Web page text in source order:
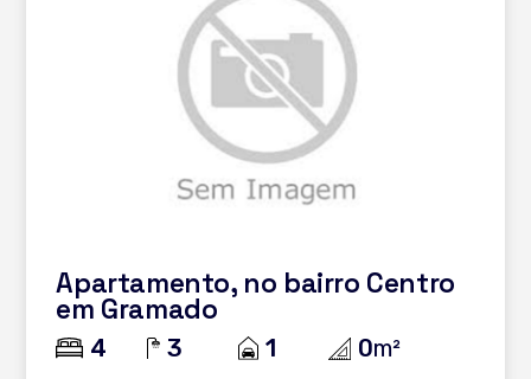
Apartamento, no bairro Centro
em Gramado
4 3 1 0m²